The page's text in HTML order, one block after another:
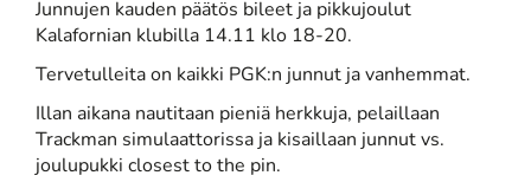
Junnujen kauden päätös bileet ja pikkujoulut
Kalafornian klubilla 14.11 klo 18-20.
Tervetulleita on kaikki PGK:n junnut ja vanhemmat.
Illan aikana nautitaan pieniä herkkuja, pelaillaan
Trackman simulaattorissa ja kisaillaan junnut vs.
joulupukki closest to the pin.